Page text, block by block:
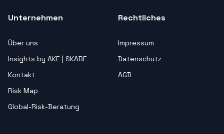
Unternehmen
Über uns
Insights by AKE | SKABE
Kontakt
Risk Map
Global-Risk-Beratung
Rechtliches
Impressum
Datenschutz
AGB